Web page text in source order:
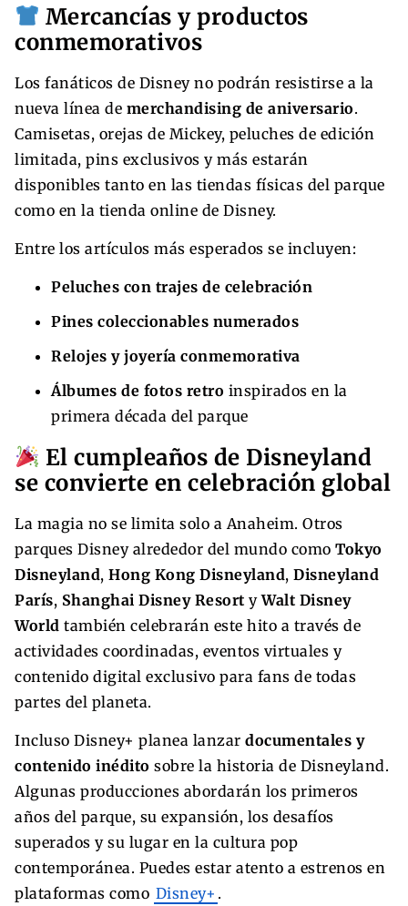
Mercancías y productos
conmemorativos
Los fanáticos de Disney no podrán resistirse a la
nueva línea de merchandising de aniversario.
Camisetas, orejas de Mickey, peluches de edición
limitada, pins exclusivos y más estarán
disponibles tanto en las tiendas físicas del parque
como en la tienda online de Disney.
Entre los artículos más esperados se incluyen:
Peluches con trajes de celebración
Pines coleccionables numerados
Relojes y joyería conmemorativa
Álbumes de fotos retro inspirados en la
primera década del parque
El cumpleaños de Disneyland
se convierte en celebración global
La magia no se limita solo a Anaheim. Otros
parques Disney alrededor del mundo como Tokyo
Disneyland, Hong Kong Disneyland, Disneyland
París, Shanghai Disney Resort yWalt Disney
World también celebrarán este hito a través de
actividades coordinadas, eventos virtuales y
contenido digital exclusivo para fans de todas
partes del planeta.
Incluso Disney+ planea lanzar documentales y
contenido inédito sobre la historia de Disneyland.
Algunas producciones abordarán los primeros
años del parque, su expansión, los desafíos
superados y su lugar en la cultura pop
contemporánea. Puedes estar atento a estrenos en
plataformas como Disney+ .